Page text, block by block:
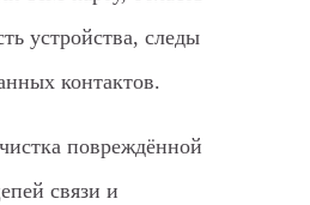
устройства, следы
контактов.
повреждённой
связи и